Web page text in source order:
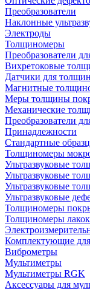
Преобразователи
Наклонные
Электроды
Толщиномеры
Преобразователи
Вихретоковые
Датчики для
Магнитные
Меры толщины
Механические
Преобразователи
Принадлежности
Стандартные
Толщиномеры
Ультразвуковые
Ультразвуковые
Ультразвуковые
Ультразвуковые
Толщиномеры
Толщиномеры
Комплектующие
Виброметры
Мультиметры
Мультиметры RGK
Аксессуары для